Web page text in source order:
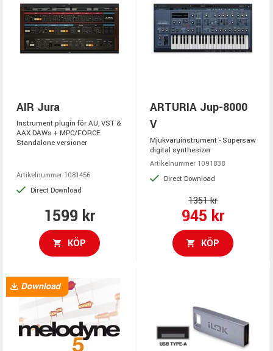
AIR Jura
Instrument plugin för AU, VST &
AAX DAWs + MPC/FORCE
Standalone versioner
Artikelnummer 1081456
Direct Download
1599 kr
KÖP
ARTURIA Jup-8000
V
Mjukvaruinstrument - Supersaw
digital synthesizer
Artikelnummer 1091838
Direct Download
1351 kr
945 kr
KÖP